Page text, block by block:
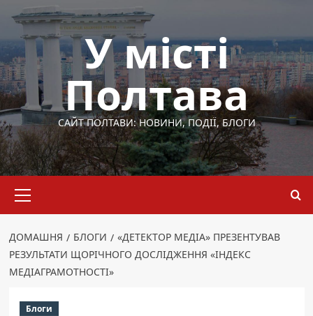
Перейти
вмісту
У місті
Полтава
САЙТ ПОЛТАВИ: НОВИНИ, ПОДІЇ, БЛОГИ
меню
ДОМАШНЯ БЛОГИ
«ДЕТЕКТОР МЕДІА» ПРЕЗЕНТУВАВ
РЕЗУЛЬТАТИ ЩОРІЧНОГО ДОСЛІДЖЕННЯ «ІНДЕКС
МЕДІАГРАМОТНОСТІ»
Блоги